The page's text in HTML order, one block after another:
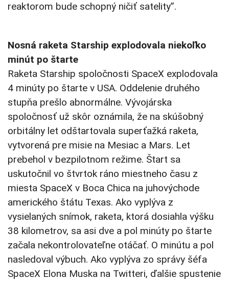
reaktorom bude schopný ničiť satelity”.
Nosná raketa Starship explodovala niekoľko
minút po štarte
Raketa Starship spoločnosti SpaceX explodovala
4 minúty po štarte v USA. Oddelenie druhého
stupňa prešlo abnormálne. Vývojárska
spoločnosť už skôr oznámila, že na skúšobný
orbitálny let odštartovala superťažká raketa,
vytvorená pre misie na Mesiac a Mars. Let
prebehol v bezpilotnom režime. Štart sa
uskutočnil vo štvrtok ráno miestneho času z
miesta SpaceX v Boca Chica na juhovýchode
amerického štátu Texas. Ako vyplýva z
vysielaných snímok, raketa, ktorá dosiahla výšku
38 kilometrov, sa asi dve a pol minúty po štarte
začala nekontrolovateľne otáčať. O minútu a pol
nasledoval výbuch. Ako vyplýva zo správy šéfa
SpaceX Elona Muska na Twitteri, ďalšie spustenie